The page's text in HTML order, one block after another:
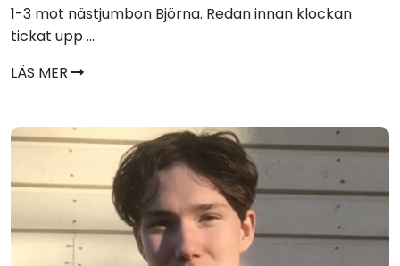
1-3 mot nästjumbon Björna. Redan innan klockan
tickat upp ...
LÄS MER